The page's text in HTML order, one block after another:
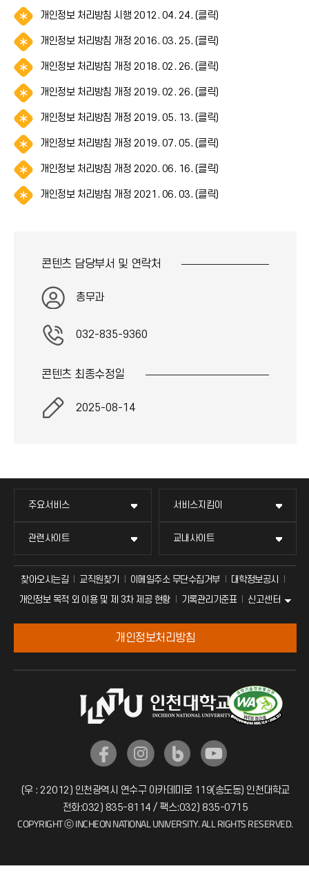
개인정보 처리방침 시행 2012. 04. 24. (클릭)알
(
아
이
)
개인정보 처리방침 개정 2016. 03. 25. (클릭)알
(
아
이
)
개인정보 처리방침 개정 2018. 02. 26. (클릭)알
(
아
이
)
개인정보 처리방침 개정 2019. 02. 26. (클릭)알
(
아
이
)
개인정보 처리방침 개정 2019. 05. 13. (클릭)알
(
아
이
개인정보 처리방침 개정 2019. 07. 05. (클릭)알
(
아
개인정보 처리방침 개정 2020. 06. 16. (클릭)알
(
개인정보 처리방침 개정 2021. 06. 03. (클릭)알
이
콘텐츠 담당부서 및 연락처
총무과
032-835-9360
콘텐츠 최종수정일
2025-08-14
주요서비스 서비스지킴이
관련사이트 교내사이트
찾아오시는길 교직원찾기 이메일주소 무단수집거부
대학정보공시
개인정보 목적 외 이용 및 제 3차 제공 현황
기록관리기준표 신고센터
개인정보처리방침
(우 : 22012) 인천광역시 연수구 아카데미로 119(송도동) 인천대학교
전화:032) 835-8114 / 팩스:032) 835-0715
COPYRIGHT ⓒ INCHEON NATIONAL UNIVERSITY. ALL RIGHTS RESERVED.